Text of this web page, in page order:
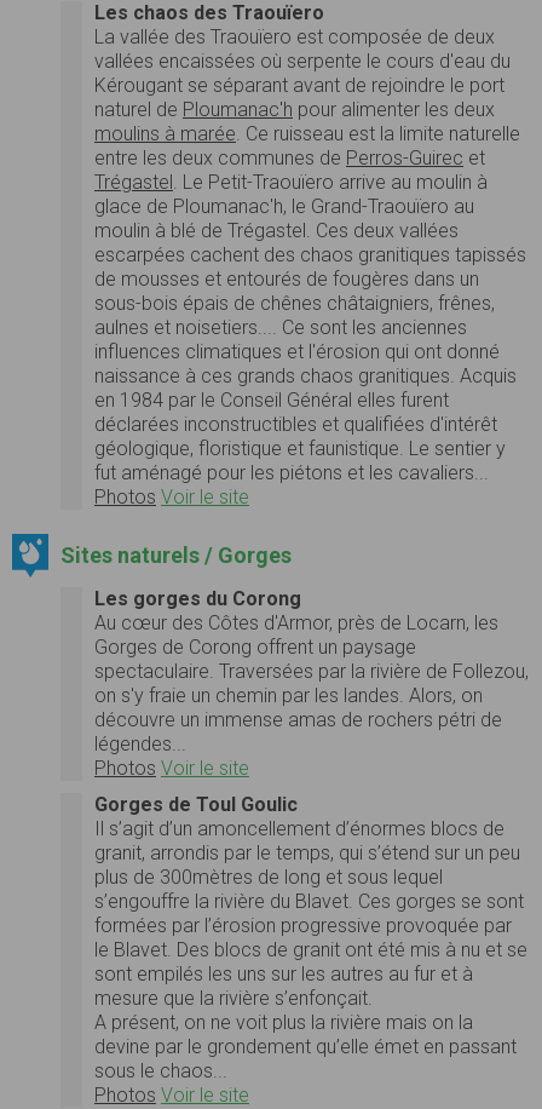
Les chaos des Traouïero
La vallée des Traouïero est composée de deux
vallées encaissées où serpente le cours d'eau du
Kérougant se séparant avant de rejoindre le port
naturel de Ploumanac'h pour alimenter les deux
moulins à marée. Ce ruisseau est la limite naturelle
entre les deux communes de Perros-Guirec et
Trégastel . Le Petit-Traouïero arrive au moulin à
glace de Ploumanac'h, le Grand-Traouïero au
moulin à blé de Trégastel. Ces deux vallées
escarpées cachent des chaos granitiques tapissés
de mousses et entourés de fougères dans un
sous-bois épais de chênes châtaigniers, frênes,
aulnes et noisetiers.... Ce sont les anciennes
influences climatiques et l'érosion qui ont donné
naissance à ces grands chaos granitiques. Acquis
en 1984 par le Conseil Général elles furent
déclarées inconstructibles et qualifiées d'intérêt
géologique, floristique et faunistique. Le sentier y
fut aménagé pour les piétons et les cavaliers...
Photos Voir le site
Sites naturels / Gorges
Les gorges du Corong
Au cœur des Côtes d'Armor, près de Locarn, les
Gorges de Corong offrent un paysage
spectaculaire. Traversées par la rivière de Follezou,
on s'y fraie un chemin par les landes. Alors, on
découvre un immense amas de rochers pétri de
légendes...
Photos Voir le site
Gorges de Toul Goulic
Il s’agit d’un amoncellement d’énormes blocs de
granit, arrondis par le temps, qui s’étend sur un peu
plus de 300mètres de long et sous lequel
s’engouffre la rivière du Blavet. Ces gorges se sont
formées par l’érosion progressive provoquée par
le Blavet. Des blocs de granit ont été mis à nu et se
sont empilés les uns sur les autres au fur et à
mesure que la rivière s’enfonçait.
A présent, on ne voit plus la rivière mais on la
devine par le grondement qu’elle émet en passant
sous le chaos...
Photos Voir le site